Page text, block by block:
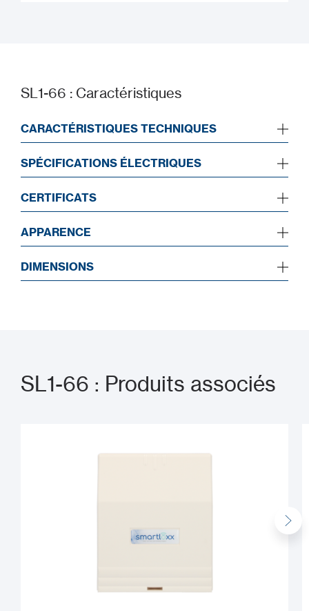
SL1-66 : Caractéristiques
CARACTÉRISTIQUES TECHNIQUES
SPÉCIFICATIONS ÉLECTRIQUES
CERTIFICATS
APPARENCE
DIMENSIONS
SL1-66 : Produits associés